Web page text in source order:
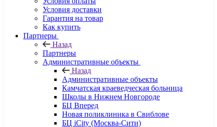
Условия доставки
Гарантия на товар
Как купить
Партнеры
Назад
Партнеры
Административные объекты
Назад
Административные объекты
Камчатская краеведческая больница
Школы в Нижнем Новгороде
БЦ Вперед
Новая поликлиника в Свиблове
БЦ iCity (Москва-Сити)